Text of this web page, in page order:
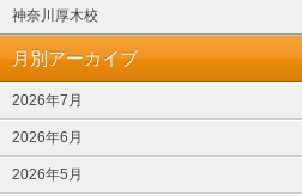
神奈川厚木校
月別アーカイブ
2026年7月
2026年6月
2026年5月